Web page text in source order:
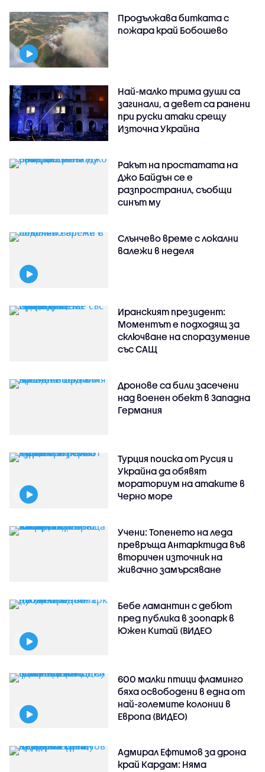
Продължава битката с
пожара край Бобошево
Най-малко трима души са
загинали, а девет са ранени
при руски атаки срещу
Източна Украйна
Ракът на простатата на
Джо Байдън се е
разпространил, съобщи
синът му
Слънчево време с локални
валежи в неделя
Иранският президент:
Моментът е подходящ за
сключване на споразумение
със САЩ
Дронове са били засечени
над военен обект в Западна
Германия
Турция поиска от Русия и
Украйна да обявят
мораториум на атаките в
Черно море
Учени: Топенето на леда
превръща Антарктида във
вторичен източник на
живачно замърсяване
Бебе ламантин с дебют
пред публика в зоопарк в
Южен Китай (ВИДЕО
600 малки птици фламинго
бяха освободени в една от
най-големите колонии в
Европа (ВИДЕО)
Адмирал Ефтимов за дрона
край Кардам: Няма